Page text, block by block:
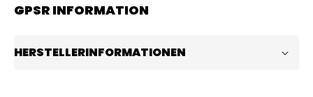
GPSR INFORMATION
HERSTELLERINFORMATIONEN